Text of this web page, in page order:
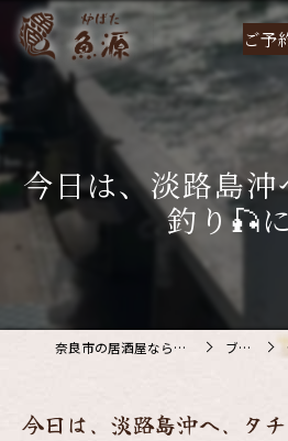
ご予
今日は、淡路島沖
釣り🎣に
奈良市の居酒屋なら炉ばた 魚源 ブログ
今日は、淡路島沖へ、タチ